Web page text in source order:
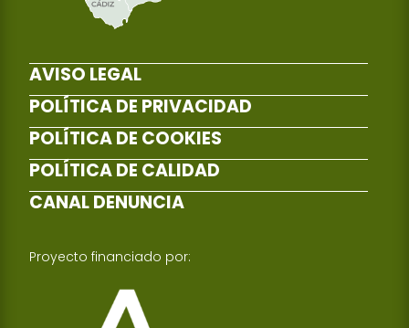
AVISO LEGAL
POLÍTICA DE PRIVACIDAD
POLÍTICA DE COOKIES
POLÍTICA DE CALIDAD
CANAL DENUNCIA
Proyecto financiado por: